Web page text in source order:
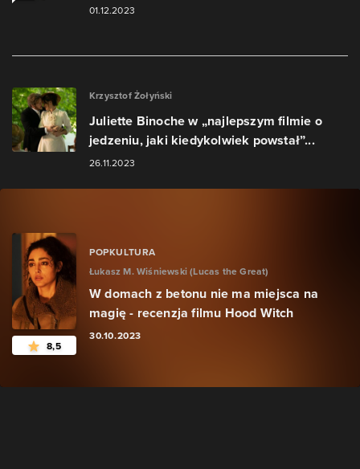
01.12.2023
Krzysztof Żołyński
Juliette Binoche w „najlepszym filmie o
jedzeniu, jaki kiedykolwiek powstał”...
26.11.2023
8,5
POPKULTURA
Łukasz M. Wiśniewski (Lucas the Great)
W domach z betonu nie ma miejsca na
magię - recenzja filmu Hood Witch
30.10.2023